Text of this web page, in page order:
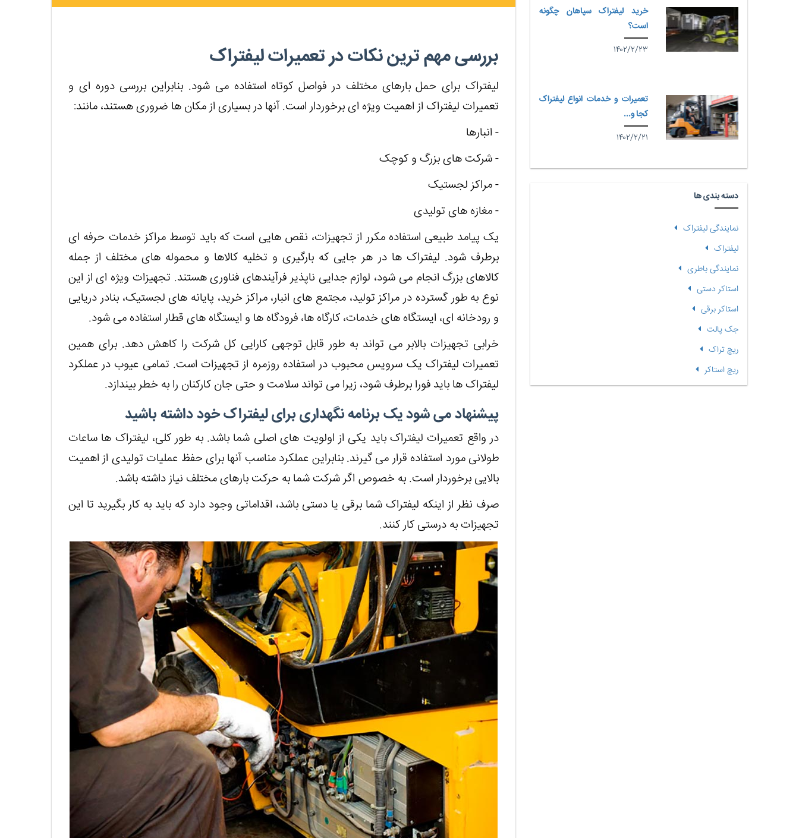
بررسی مهم ترین نکات در تعمیرات لیفتراک
لیفتراک برای حمل بارهای مختلف در فواصل کوتاه استفاده می شود. بنابراین بررسی دوره ای و
تعمیرات لیفتراک از اهمیت ویژه ای برخوردار است. آنها در بسیاری از مکان ها ضروری هستند، مانند:
- انبارها
- شرکت های بزرگ و کوچک
- مراکز لجستیک
- مغازه های تولیدی
یک پیامد طبیعی استفاده مکرر از تجهیزات، نقص هایی است که باید توسط مراکز خدمات حرفه ای
برطرف شود. لیفتراک ها در هر جایی که بارگیری و تخلیه کالاها و محموله های مختلف از جمله
کالاهای بزرگ انجام می شود، لوازم جدایی ناپذیر فرآیندهای فناوری هستند. تجهیزات ویژه ای از این
نوع به طور گسترده در مراکز تولید، مجتمع های انبار، مراکز خرید، پایانه های لجستیک، بنادر دریایی
و رودخانه ای، ایستگاه های خدمات، کارگاه ها، فرودگاه ها و ایستگاه های قطار استفاده می شود.
خرابی تجهیزات بالابر می تواند به طور قابل توجهی کارایی کل شرکت را کاهش دهد. برای همین
تعمیرات لیفتراک یک سرویس محبوب در استفاده روزمره از تجهیزات است. تمامی عیوب در عملکرد
لیفتراک ها باید فورا برطرف شود، زیرا می تواند سلامت و حتی جان کارکنان را به خطر بیندازد.
پیشنهاد می شود یک برنامه نگهداری برای لیفتراک خود داشته باشید
در واقع تعمیرات لیفتراک باید یکی از اولویت های اصلی شما باشد. به طور کلی، لیفتراک ها ساعات
طولانی مورد استفاده قرار می گیرند. بنابراین عملکرد مناسب آنها برای حفظ عملیات تولیدی از اهمیت
بالایی برخوردار است. به خصوص اگر شرکت شما به حرکت بارهای مختلف نیاز داشته باشد.
صرف نظر از اینکه لیفتراک شما برقی یا دستی باشد، اقداماتی وجود دارد که باید به کار بگیرید تا این
تجهیزات به درستی کار کنند.
خرید لیفتراک سپاهان چگونه
است؟
۱۴۰۲/۲/۲۳
تعمیرات و خدمات انواع لیفتراک
کجا و...
۱۴۰۲/۲/۲۱
دسته بندی ها
نمایندگی لیفتراک
لیفتراک
نمایندگی باطری
استاکر دستی
استاکر برقی
جک پالت
ریچ تراک
ریچ استاکر